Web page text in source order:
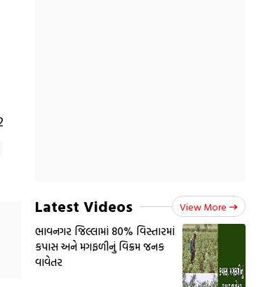
Latest Videos View More
ભાવનગર જિલ્લામાં 80% વિસ્તારમાં
કપાસ અને મગફળીનું વિક્રમ જનક
વાવેતર